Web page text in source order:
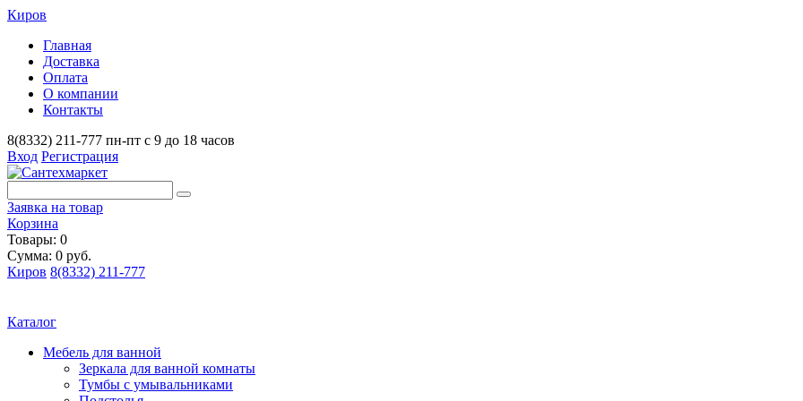
Киров
Главная
Доставка
Оплата
О компании
Контакты
8(8332) 211-777 пн-пт с 9 до 18 часов
Вход Регистрация
Заявка на товар
Корзина
Товары: 0
Сумма: 0 руб.
Киров 8(8332) 211-777
Каталог
Мебель для ванной
Зеркала для ванной комнаты
Тумбы с умывальниками